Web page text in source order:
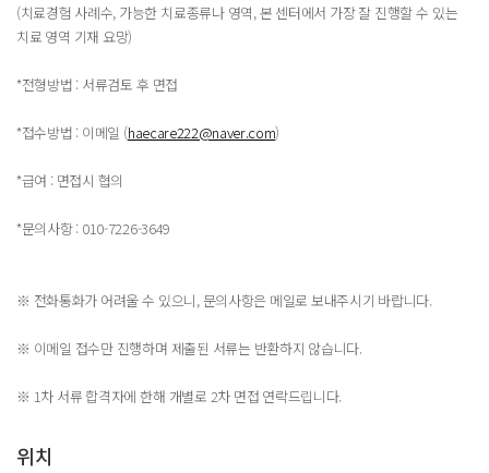
(치료경험 사례수, 가능한 치료종류나 영역, 본 센터에서 가장 잘 진행할 수 있는
치료 영역 기재 요망)
*전형방법 : 서류검토 후 면접
*접수방법 : 이메일 (haecare222@naver.com)
*급여 : 면접시 협의
*문의사항 : 010-7226-3649
※ 전화통화가 어려울 수 있으니, 문의사항은 메일로 보내주시기 바랍니다.
※ 이메일 접수만 진행하며 제출된 서류는 반환하지 않습니다.
※ 1차 서류 합격자에 한해 개별로 2차 면접 연락드립니다.
위치